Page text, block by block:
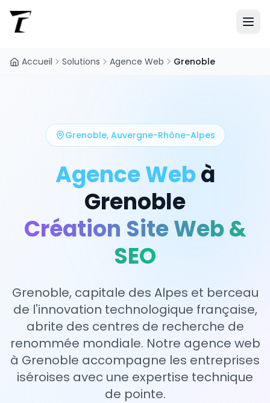
Accueil Solutions Agence Web Grenoble
Grenoble, Auvergne-Rhône-Alpes
Agence Webà
Grenoble
Création Site Web &
SEO
Grenoble, capitale des Alpes et berceau
de l'innovation technologique française,
abrite des centres de recherche de
renommée mondiale. Notre agence web
à Grenoble accompagne les entreprises
iséroises avec une expertise technique
de pointe.